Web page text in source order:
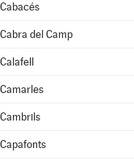
Cabacés
Cabra del Camp
Calafell
Camarles
Cambrils
Capafonts